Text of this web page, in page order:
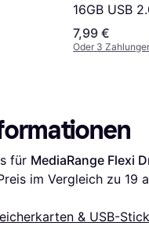
16GB USB
7,99 €
Oder 3
für MediaRange Flexi
im Vergleich zu 19
& USB-